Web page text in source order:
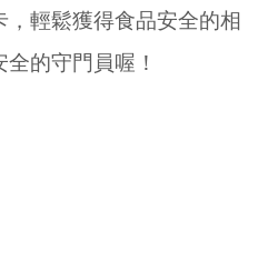
輕鬆獲得食品安全的相
的守門員喔！